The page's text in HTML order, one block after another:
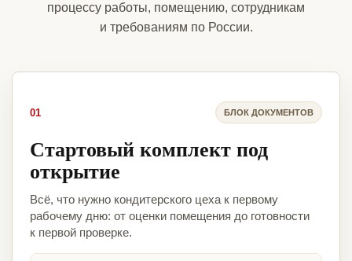
процессу работы, помещению, сотрудникам
и требованиям по России.
01 БЛОК ДОКУМЕНТОВ
Стартовый комплект под
открытие
Всё, что нужно кондитерского цеха к первому
рабочему дню: от оценки помещения до готовности
к первой проверке.